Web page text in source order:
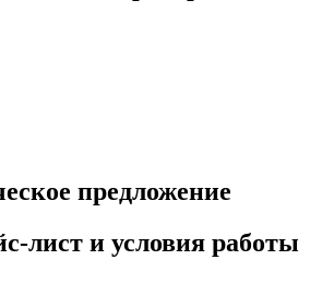
предложение
лист и условия работы